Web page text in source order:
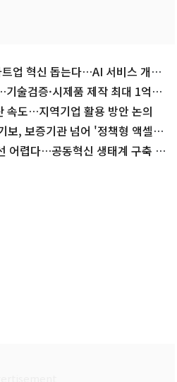
업 혁신 돕는다…AI 서비스 개발
술검증·시제품 제작 최대 1억
속도…지역기업 활용 방안 논의
, 보증기관 넘어 '정책형 액셀러
어렵다…공동혁신 생태계 구축 필